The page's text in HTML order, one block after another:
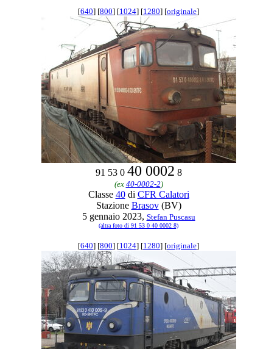
[640] [800] [1024] [1280] [originale]
91 53 0 40 0002 8
(ex 40-0002-2)
Classe 40di CFR Calatori
Stazione Brasov(BV)
5 gennaio 2023, Stefan Puscasu
(altra foto di 91 53 0 40 0002 8)
[640] [800] [1024] [1280] [originale]